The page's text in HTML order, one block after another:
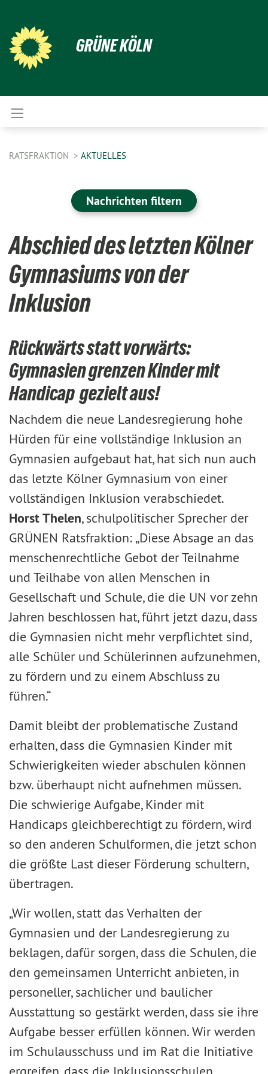
GRÜNE KÖLN
RATSFRAKTION AKTUELLES
Nachrichten filtern
Abschied des letzten Kölner
Gymnasiums von der
Inklusion
Rückwärts statt vorwärts:
Gymnasien grenzen Kinder mit
Handicap gezielt aus!
Nachdem die neue Landesregierung hohe
Hürden für eine vollständige Inklusion an
Gymnasien aufgebaut hat, hat sich nun auch
das letzte Kölner Gymnasium von einer
vollständigen Inklusion verabschiedet.
Horst Thelen, schulpolitischer Sprecher der
GRÜNEN Ratsfraktion: „Diese Absage an das
menschenrechtliche Gebot der Teilnahme
und Teilhabe von allen Menschen in
Gesellschaft und Schule, die die UN vor zehn
Jahren beschlossen hat, führt jetzt dazu, dass
die Gymnasien nicht mehr verpflichtet sind,
alle Schüler und Schülerinnen aufzunehmen,
zu fördern und zu einem Abschluss zu
führen.“
Damit bleibt der problematische Zustand
erhalten, dass die Gymnasien Kinder mit
Schwierigkeiten wieder abschulen können
bzw. überhaupt nicht aufnehmen müssen.
Die schwierige Aufgabe, Kinder mit
Handicaps gleichberechtigt zu fördern, wird
so den anderen Schulformen, die jetzt schon
die größte Last dieser Förderung schultern,
übertragen.
„Wir wollen, statt das Verhalten der
Gymnasien und der Landesregierung zu
beklagen, dafür sorgen, dass die Schulen, die
den gemeinsamen Unterricht anbieten, in
personeller, sachlicher und baulicher
Ausstattung so gestärkt werden, dass sie ihre
Aufgabe besser erfüllen können. Wir werden
im Schulausschuss und im Rat die Initiative